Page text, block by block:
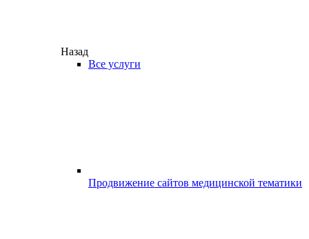
Назад
Все услуги
Продвижение сайтов медицинской тематики